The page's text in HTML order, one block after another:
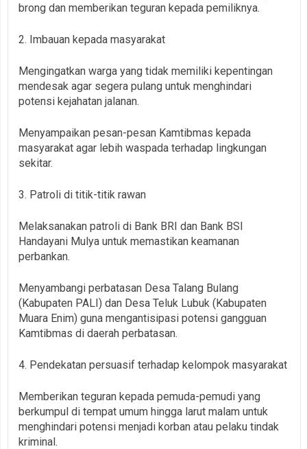
brong dan memberikan teguran kepada pemiliknya.
2. Imbauan kepada masyarakat
Mengingatkan warga yang tidak memiliki kepentingan
mendesak agar segera pulang untuk menghindari
potensi kejahatan jalanan.
Menyampaikan pesan-pesan Kamtibmas kepada
masyarakat agar lebih waspada terhadap lingkungan
sekitar.
3. Patroli di titik-titik rawan
Melaksanakan patroli di Bank BRI dan Bank BSI
Handayani Mulya untuk memastikan keamanan
perbankan.
Menyambangi perbatasan Desa Talang Bulang
(Kabupaten PALI) dan Desa Teluk Lubuk (Kabupaten
Muara Enim) guna mengantisipasi potensi gangguan
Kamtibmas di daerah perbatasan.
4. Pendekatan persuasif terhadap kelompok masyarakat
Memberikan teguran kepada pemuda-pemudi yang
berkumpul di tempat umum hingga larut malam untuk
menghindari potensi menjadi korban atau pelaku tindak
kriminal.